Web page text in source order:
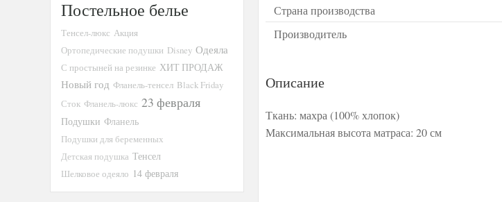
Страна производства
Производитель
Описание
Ткань: махра (100% хлопок)
Максимальная высота матраса: 20 см
Постельное белье
Тенсел-люкс Акция
Ортопедические подушки Disney Одеяла
С простыней на резинке ХИТ ПРОДАЖ
Новый год Фланель-тенсел Black Friday
Сток Фланель-люкс 23 февраля
Подушки Фланель
Подушки для беременных
Детская подушка Тенсел
Шелковое одеяло 14 февраля